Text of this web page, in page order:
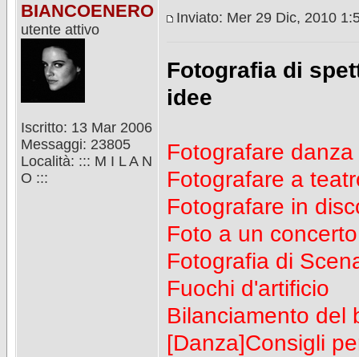
BIANCOENERO
utente attivo
Iscritto: 13 Mar 2006
Messaggi: 23805
Località: ::: M I L A N
O :::
Inviato: Mer 29 Dic, 2010
Fotografia di
idee
Fotografare
Fotografare a
Fotografare in
Foto a un concerto
Fotografia di
Fuochi d'artificio
Bilanciamento del
[Danza]Consigli